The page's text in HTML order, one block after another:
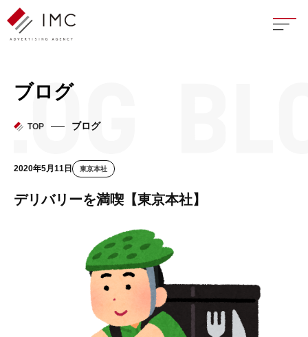
座談
ブログ
TOP ブログ
2020年5月11日 東京本社
デリバリーを満喫【東京本社】